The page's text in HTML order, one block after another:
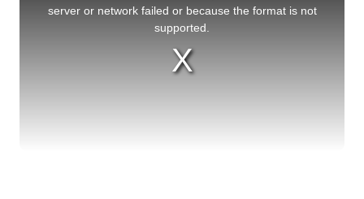
server or network failed or because the format is not
supported.